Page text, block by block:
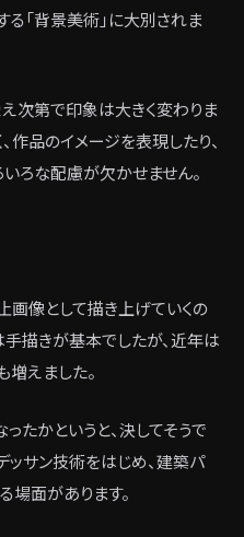
る「背景美術」に大別されま
次第で印象は大きく変わりま
作品のイメージを表現したり、
ろな配慮が欠かせません。
画像として描き上げていくの
描きが基本でしたが、近年は
増えました。
たかというと、決してそうで
ッサン技術をはじめ、建築パ
場面があります。